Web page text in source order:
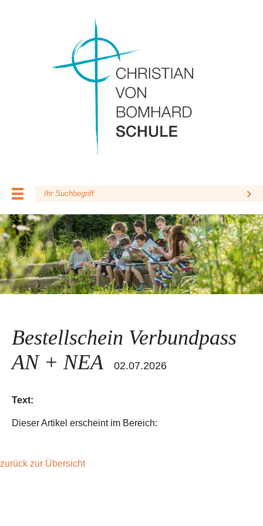
Bestellschein Verbundpass
AN + NEA 02.07.2026
Text:
Dieser Artikel erscheint im Bereich:
zurück zur Übersicht